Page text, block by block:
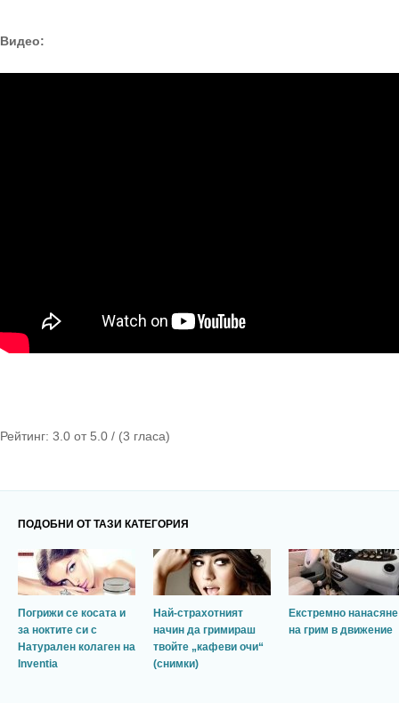
Видео:
Рейтинг: 3.0 от 5.0 / (3 гласа)
ПОДОБНИ ОТ ТАЗИ КАТЕГОРИЯ
Погрижи се косата и
за ноктите си с
Натурален колаген на
Inventia
Най-страхотният
начин да гримираш
твойте „кафеви очи“
(снимки)
Екстремно нанасяне
на грим в движение